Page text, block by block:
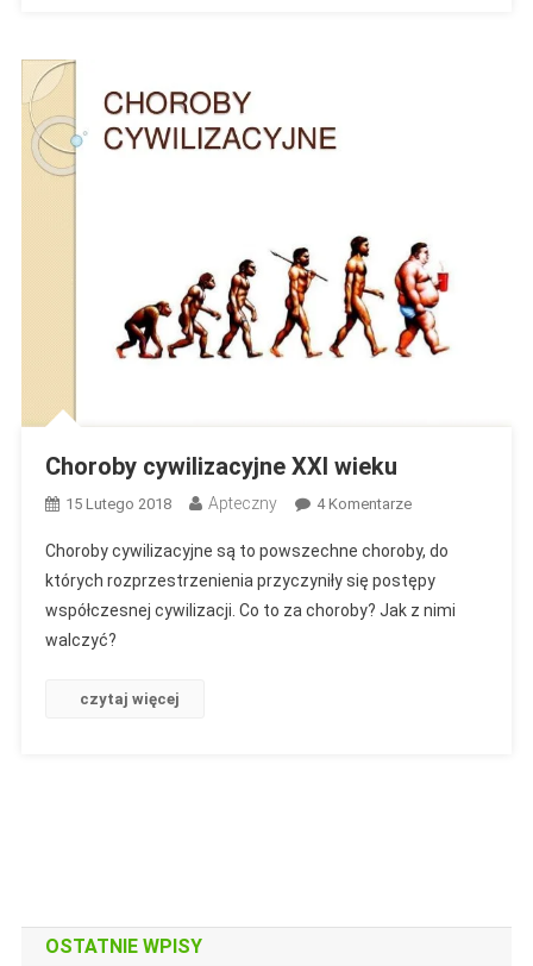
Choroby cywilizacyjne XXI wieku
15 Lutego 2018 Apteczny 4 KomentarzeDo
Cywilizacyjne
XXI
Wieku
Choroby cywilizacyjne są to powszechne choroby, do
których rozprzestrzenienia przyczyniły się postępy
współczesnej cywilizacji. Co to za choroby? Jak z nimi
walczyć?
czytaj więcej
OSTATNIE WPISY